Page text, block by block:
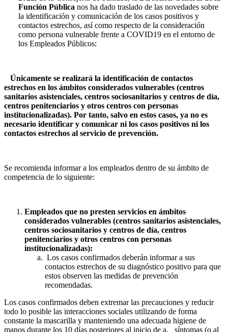
Función Pública nos ha dado traslado de las novedades sobre
la identificación y comunicación de los casos positivos y
contactos estrechos, así como respecto de la consideración
como persona vulnerable frente a COVID19 en el entorno de
los Empleados Públicos:
Únicamente se realizará la identificación de contactos
estrechos en los ámbitos considerados vulnerables (centros
sanitarios asistenciales, centros sociosanitarios y centros de día,
centros penitenciarios y otros centros con personas
institucionalizadas). Por tanto, salvo en estos casos, ya no es
necesario identificar y comunicar ni los casos positivos ni los
contactos estrechos al servicio de prevención.
Se recomienda informar a los empleados dentro de su ámbito de
competencia de lo siguiente:
Empleados que no presten servicios en ámbitos
considerados vulnerables (centros sanitarios asistenciales,
centros sociosanitarios y centros de día, centros
penitenciarios y otros centros con personas
institucionalizadas):
Los casos confirmados deberán informar a sus
contactos estrechos de su diagnóstico positivo para que
estos observen las medidas de prevención
recomendadas.
Los casos confirmados deben extremar las precauciones y reducir
todo lo posible las interacciones sociales utilizando de forma
constante la mascarilla y manteniendo una adecuada higiene de
manos durante los 10 días posteriores al inicio de a. síntomas (o al